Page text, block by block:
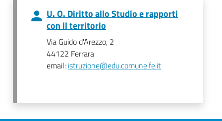
U. O. Diritto allo Studio e rapporti
con il territorio
Via Guido d'Arezzo, 2
44122 Ferrara
email: istruzione@edu.comune.fe.it